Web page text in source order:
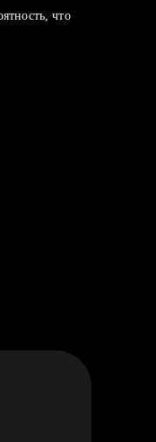
что